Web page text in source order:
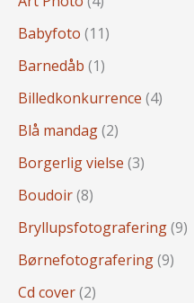
Babyfoto (11)
Barnedåb (1)
Billedkonkurrence (4)
Blå mandag(2)
Borgerlig vielse (3)
Boudoir(8)
Bryllupsfotografering(9)
Børnefotografering(9)
Cd cover(2)